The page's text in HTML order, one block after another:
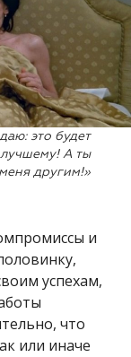
это будет
лучшему! А ты
другим!»
и
успехам,
что
или иначе